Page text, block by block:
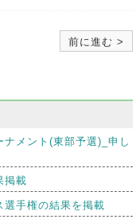
前に進む >
メント(東部予選)_申し
掲載
選手権の結果を掲載